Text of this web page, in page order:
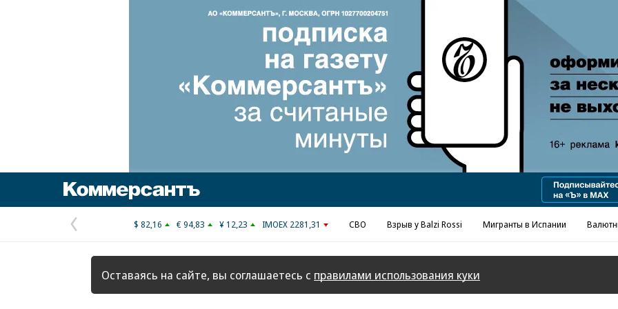
Реклама в «Ъ» www.kommersant.ru/ad
Предыдущая
страница
$ 82,16 € 94,83 ¥ 12,23 IMOEX 2281,31 СВО Взрыв у Balzi Rossi Мигранты в Испании
Оставаясь на сайте, вы соглашаетесь с правилами использования куки